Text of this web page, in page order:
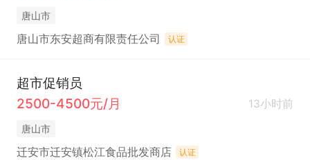
唐山市
唐山市东安超商有限责任公司 认证
超市促销员
2500-4500元/月
13小时前
唐山市
迁安市迁安镇松江食品批发商店 认证